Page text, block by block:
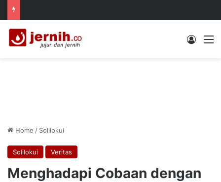
Log In
Home / Solilokui
Solilokui Veritas
Menghadapi Cobaan dengan